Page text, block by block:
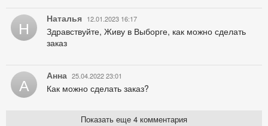
Н Наталья 12.01.2023 16:17
Здравствуйте, Живу в Выборге, как можно сделать
заказ
А Анна 25.04.2022 23:01
Как можно сделать заказ?
Показать еще 4 комментария